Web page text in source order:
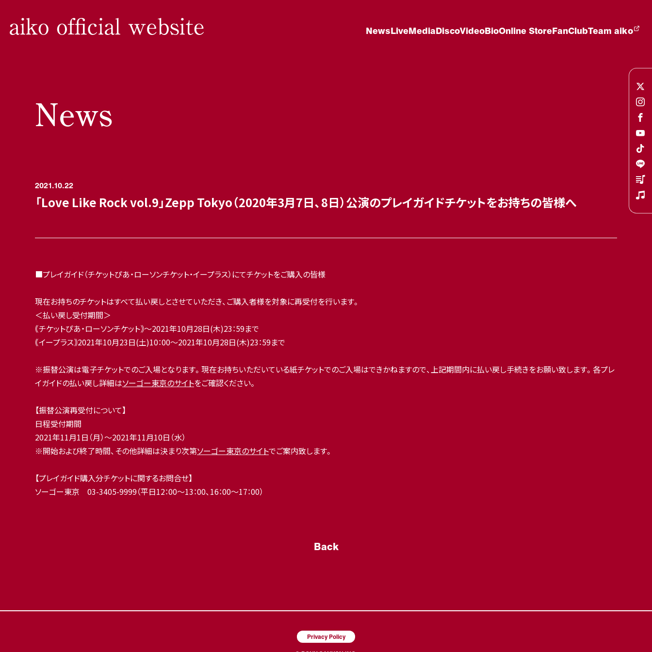
NewsLiveMediaDiscoVideoBioOnline StoreFanClubTeam aiko
News
2021.10.22
「Love Like Rock vol.9」Zepp Tokyo（2020年3月7日、8日）公演のプレイガイドチケットをお持ちの皆様へ
■プレイガイド（チケットぴあ・ローソンチケット・イープラス）にてチケットをご購入の皆様
現在お持ちのチケットはすべて払い戻しとさせていただき、ご購入者様を対象に再受付を行います。
＜払い戻し受付期間＞
｟チケットぴあ・ローソンチケット｠～2021年10月28日(木)23：59まで
｟イープラス｠2021年10月23日(土)10：00～2021年10月28日(木)23：59まで
※振替公演は電子チケットでのご入場となります。現在お持ちいただいている紙チケットでのご入場はできかねますので、上記期間内に払い戻し手続きをお願い致します。各プレ
イガイドの払い戻し詳細はソーゴー東京のサイトをご確認ください。
【振替公演再受付について】
日程受付期間
2021年11月1日（月）～2021年11月10日（水）
※開始および終了時間、その他詳細は決まり次第ソーゴー東京のサイトでご案内致します。
【プレイガイド購入分チケットに関するお問合せ】
ソーゴー東京 03-3405-9999（平日12：00～13：00、16：00～17：00）
Back
Privacy Policy